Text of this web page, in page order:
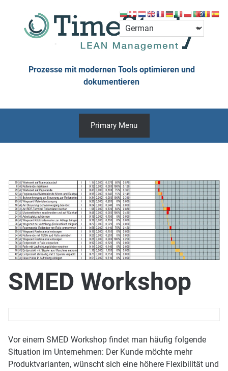
content
Prozesse mit modernen Tools optimieren und
dokumentieren
Primary Menu
SMED Workshop
Vor einem SMED Workshop findet man häufig folgende
Situation im Unternehmen: Der Kunde möchte mehr
Produktvarianten, wünscht sich eine höhere Flexibilität und